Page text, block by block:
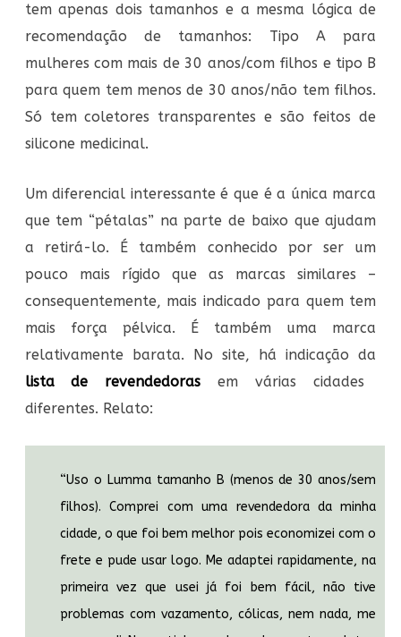
tem apenas dois tamanhos e a mesma lógica de
recomendação de tamanhos: Tipo A para
mulheres com mais de 30 anos/com filhos e tipo B
para quem tem menos de 30 anos/não tem filhos.
Só tem coletores transparentes e são feitos de
silicone medicinal.
Um diferencial interessante é que é a única marca
que tem “pétalas” na parte de baixo que ajudam
a retirá-lo. É também conhecido por ser um
pouco mais rígido que as marcas similares –
consequentemente, mais indicado para quem tem
mais força pélvica. É também uma marca
relativamente barata. No site, há indicação da
lista de revendedoras em várias cidades
diferentes. Relato:
“Uso o Lumma tamanho B (menos de 30 anos/sem
filhos). Comprei com uma revendedora da minha
cidade, o que foi bem melhor pois economizei com o
frete e pude usar logo. Me adaptei rapidamente, na
primeira vez que usei já foi bem fácil, não tive
problemas com vazamento, cólicas, nem nada, me